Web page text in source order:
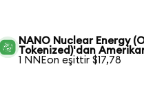
NANO Nuclear Energy
Tokenized)'dan
1 NNEon eşittir $17,78